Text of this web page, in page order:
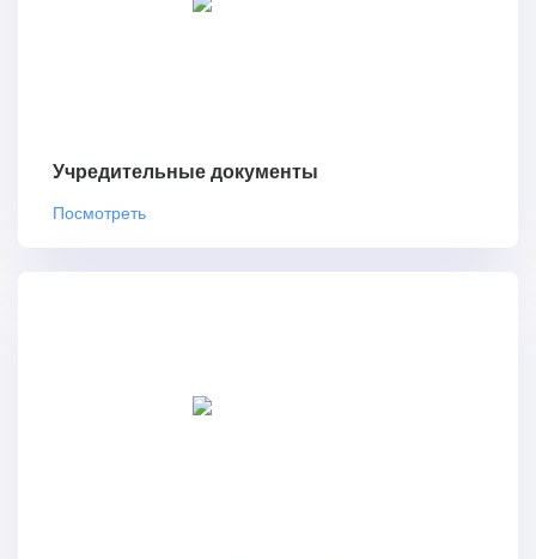
Учредительные документы
Посмотреть